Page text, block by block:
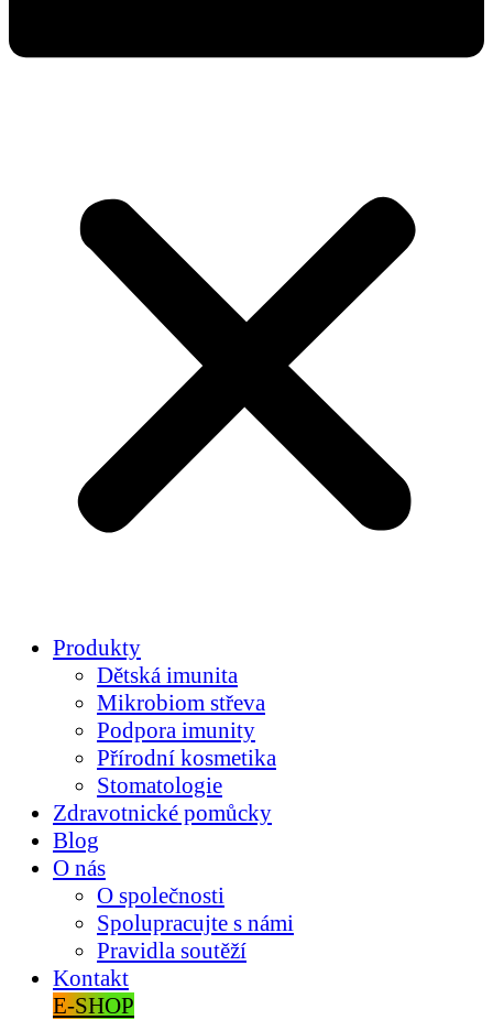
Produkty
Dětská imunita
Mikrobiom střeva
Podpora imunity
Přírodní kosmetika
Stomatologie
Zdravotnické pomůcky
Blog
O nás
O společnosti
Spolupracujte s námi
Pravidla soutěží
Kontakt
E-SHOP